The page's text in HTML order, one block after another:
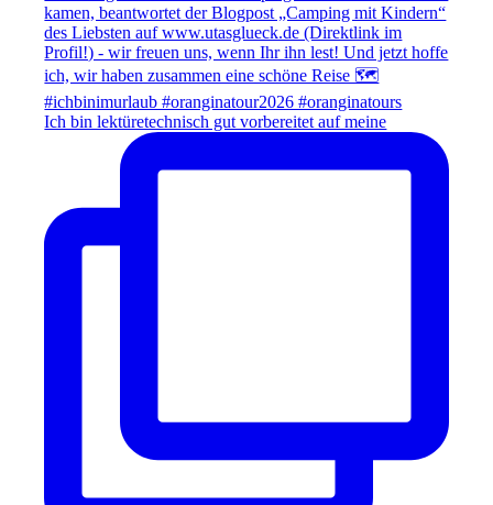
Ich bin lektüretechnisch gut vorbereitet auf meine